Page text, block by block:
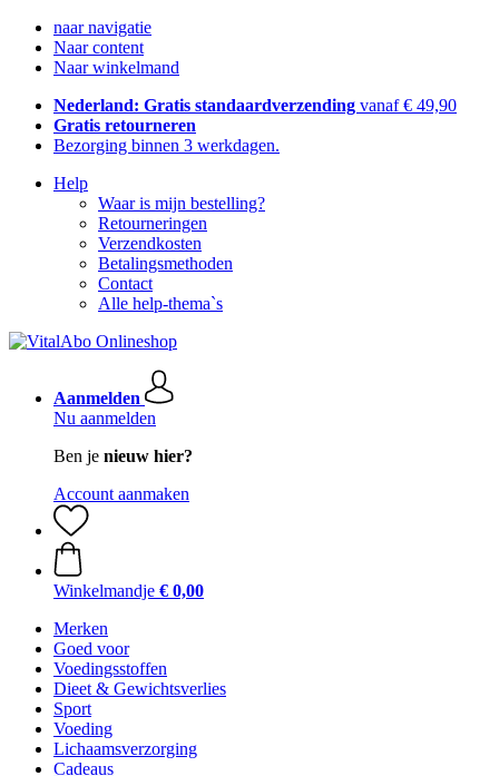
naar navigatie
Naar content
Naar winkelmand
Nederland: Gratis standaardverzending vanaf € 49,90
Gratis retourneren
Bezorging binnen 3 werkdagen.
Help
Waar is mijn bestelling?
Retourneringen
Verzendkosten
Betalingsmethoden
Contact
Alle help-thema`s
Aanmelden
Nu aanmelden
Ben je nieuw hier?
Account aanmaken
Winkelmandje € 0,00
Merken
Goed voor
Voedingsstoffen
Dieet & Gewichtsverlies
Sport
Voeding
Lichaamsverzorging
Cadeaus